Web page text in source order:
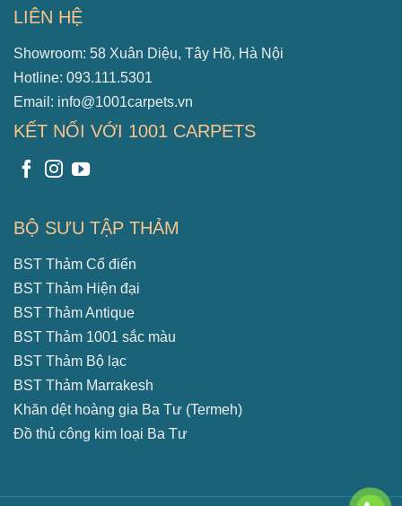
LIÊN HỆ
Showroom: 58 Xuân Diệu, Tây Hồ, Hà Nội
Hotline: 093.111.5301
Email: info@1001carpets.vn
KẾT NỐI VỚI 1001 CARPETS
BỘ SƯU TẬP THẢM
BST Thảm Cổ điển
BST Thảm Hiện đại
BST Thảm Antique
BST Thảm 1001 sắc màu
BST Thảm Bộ lạc
BST Thảm Marrakesh
Khăn dệt hoàng gia Ba Tư (Termeh)
Đồ thủ công kim loại Ba Tư